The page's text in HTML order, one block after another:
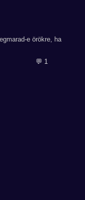
e örökre, ha
💬 1